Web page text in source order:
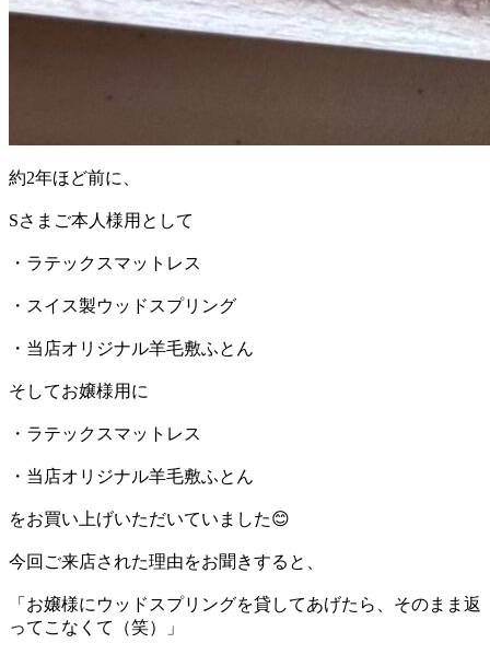
約2年ほど前に、
Sさまご本人様用として
・ラテックスマットレス
・スイス製ウッドスプリング
・当店オリジナル羊毛敷ふとん
そしてお嬢様用に
・ラテックスマットレス
・当店オリジナル羊毛敷ふとん
をお買い上げいただいていました😊
今回ご来店された理由をお聞きすると、
「お嬢様にウッドスプリングを貸してあげたら、そのまま返
ってこなくて（笑）」